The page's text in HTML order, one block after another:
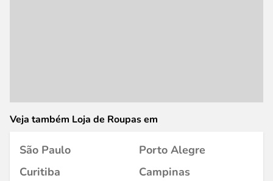
Veja também Loja de Roupas em
São Paulo
Porto Alegre
Curitiba
Campinas